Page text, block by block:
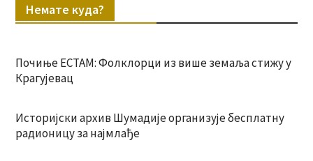
Немате куда?
Почиње ЕСТАМ: Фолклорци из више земаља стижу у
Крагујевац
Историјски архив Шумадије организује бесплатну
радионицу за најмлађе